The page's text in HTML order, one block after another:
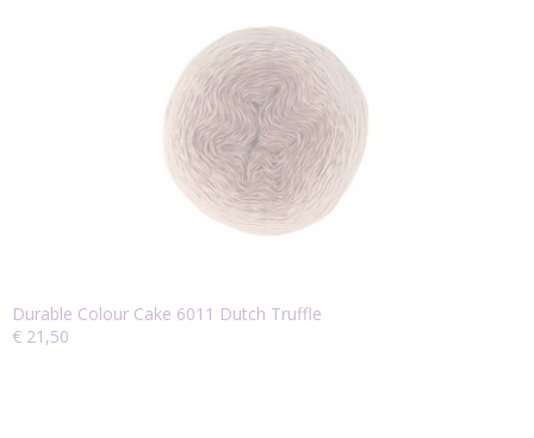
Durable Colour Cake 6011 Dutch Truffle
€ 21,50